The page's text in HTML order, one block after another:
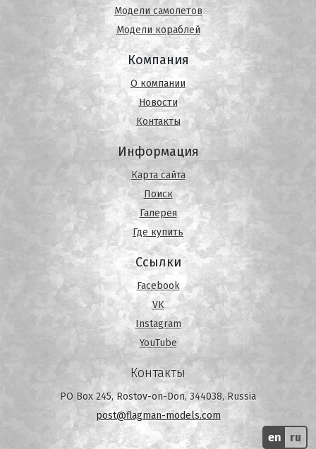
Модели самолетов
Модели кораблей
Компания
О компании
Новости
Контакты
Информация
Карта сайта
Поиск
Галерея
Где купить
Ссылки
Facebook
VK
Instagram
YouTube
Контакты
PO Box 245, Rostov-on-Don, 344038, Russia
post@flagman-models.com
en ru